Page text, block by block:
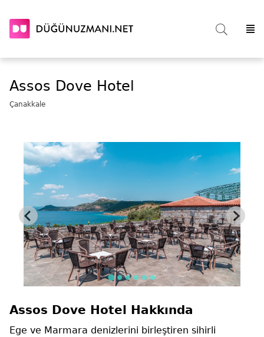
Assos Dove Hotel
Çanakkale
Assos Dove Hotel Hakkında
Ege ve Marmara denizlerini birleştiren sihirli